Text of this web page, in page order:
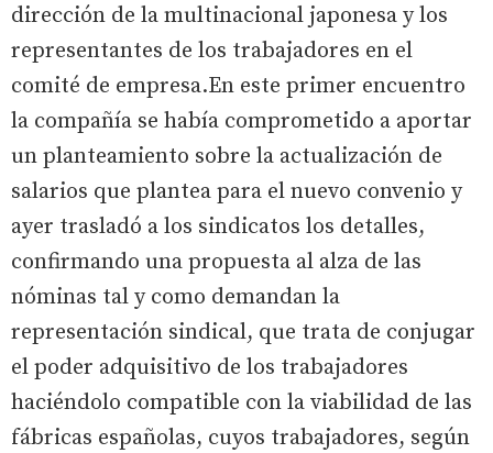
dirección de la multinacional japonesa y los
representantes de los trabajadores en el
comité de empresa.En este primer encuentro
la compañía se había comprometido a aportar
un planteamiento sobre la actualización de
salarios que plantea para el nuevo convenio y
ayer trasladó a los sindicatos los detalles,
confirmando una propuesta al alza de las
nóminas tal y como demandan la
representación sindical, que trata de conjugar
el poder adquisitivo de los trabajadores
haciéndolo compatible con la viabilidad de las
fábricas españolas, cuyos trabajadores, según